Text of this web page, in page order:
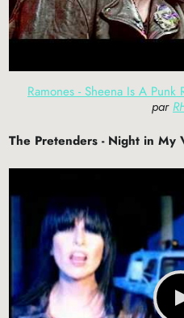
Ramones - Sheena Is A
par
The Pretenders - Night in My